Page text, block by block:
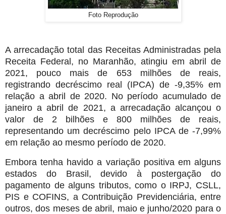
Foto Reprodução
A arrecadação total das Receitas Administradas pela
Receita Federal, no Maranhão, atingiu em abril de
2021, pouco mais de 653 milhões de reais,
registrando decréscimo real (IPCA) de -9,35% em
relação a abril de 2020. No período acumulado de
janeiro a abril de 2021, a arrecadação alcançou o
valor de 2 bilhões e 800 milhões de reais,
representando um decréscimo pelo IPCA de -7,99%
em relação ao mesmo período de 2020.
Embora tenha havido a variação positiva em alguns
estados do Brasil, devido à postergação do
pagamento de alguns tributos, como o IRPJ, CSLL,
PIS e COFINS, a Contribuição Previdenciária, entre
outros, dos meses de abril, maio e junho/2020 para o